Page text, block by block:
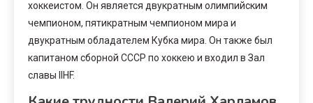
хоккеистом. Он является двукратным олимпийским
чемпионом, пятикратным чемпионом мира и
двукратным обладателем Кубка мира. Он также был
капитаном сборной СССР по хоккею и входил в Зал
славы IIHF.